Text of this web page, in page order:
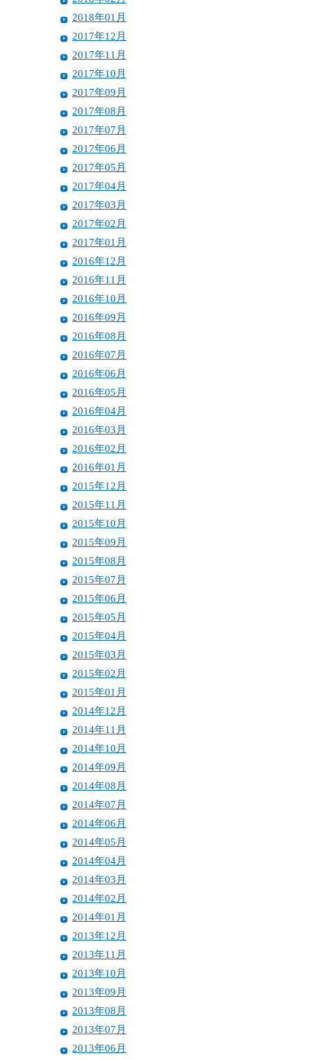
2018年01月
2017年12月
2017年11月
2017年10月
2017年09月
2017年08月
2017年07月
2017年06月
2017年05月
2017年04月
2017年03月
2017年02月
2017年01月
2016年12月
2016年11月
2016年10月
2016年09月
2016年08月
2016年07月
2016年06月
2016年05月
2016年04月
2016年03月
2016年02月
2016年01月
2015年12月
2015年11月
2015年10月
2015年09月
2015年08月
2015年07月
2015年06月
2015年05月
2015年04月
2015年03月
2015年02月
2015年01月
2014年12月
2014年11月
2014年10月
2014年09月
2014年08月
2014年07月
2014年06月
2014年05月
2014年04月
2014年03月
2014年02月
2014年01月
2013年12月
2013年11月
2013年10月
2013年09月
2013年08月
2013年07月
2013年06月